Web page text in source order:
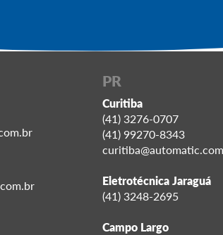
PR
Curitiba
(41) 3276-0707
(41) 99270-8343
Eletrotécnica Jaraguá
(41) 3248-2695
Campo Largo